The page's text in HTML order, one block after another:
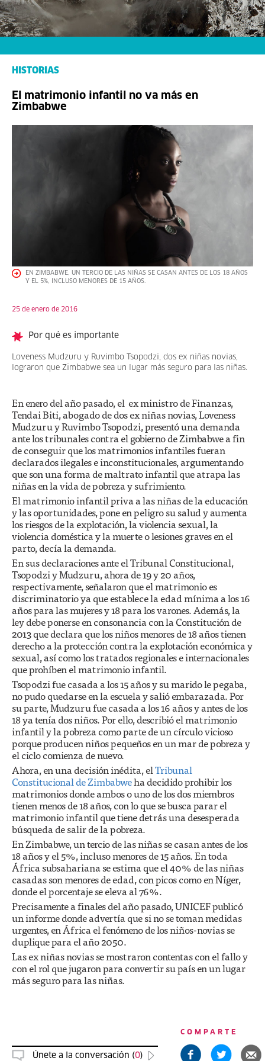
HISTORIAS
El matrimonio infantil no va más en
Zimbabwe
EN ZIMBABWE, UN TERCIO DE LAS NIÑAS SE CASAN ANTES DE LOS 18 AÑOS
Y EL 5%, INCLUSO MENORES DE 15 AÑOS.
25 de enero de 2016
Por qué es importante
Loveness Mudzuru y Ruvimbo Tsopodzi, dos ex niñas novias,
lograron que Zimbabwe sea un lugar más seguro para las niñas.
En enero del año pasado, el ex ministro de Finanzas,
Tendai Biti, abogado de dos ex niñas novias, Loveness
Mudzuru y Ruvimbo Tsopodzi, presentó una demanda
ante los tribunales contra el gobierno de Zimbabwe a fin
de conseguir que los matrimonios infantiles fueran
declarados ilegales e inconstitucionales, argumentando
que son una forma de maltrato infantil que atrapa las
niñas en la vida de pobreza y sufrimiento.
El matrimonio infantil priva a las niñas de la educación
y las oportunidades, pone en peligro su salud y aumenta
los riesgos de la explotación, la violencia sexual, la
violencia doméstica y la muerte o lesiones graves en el
parto, decía la demanda.
En sus declaraciones ante el Tribunal Constitucional,
Tsopodzi y Mudzuru, ahora de 19 y 20 años,
respectivamente, señalaron que el matrimonio es
discriminatorio ya que establece la edad mínima a los 16
años para las mujeres y 18 para los varones. Además, la
ley debe ponerse en consonancia con la Constitución de
2013 que declara que los niños menores de 18 años tienen
derecho a la protección contra la explotación económica y
sexual, así como los tratados regionales e internacionales
que prohíben el matrimonio infantil.
Tsopodzi fue casada a los 15 años y su marido le pegaba,
no pudo quedarse en la escuela y salió embarazada. Por
su parte, Mudzuru fue casada a los 16 años y antes de los
18 ya tenía dos niños. Por ello, describió el matrimonio
infantil y la pobreza como parte de un círculo vicioso
porque producen niños pequeños en un mar de pobreza y
el ciclo comienza de nuevo.
Ahora, en una decisión inédita, elTribunal
Constitucional de Zimbabweha decidido prohibir los
matrimonios donde ambos o uno de los dos miembros
tienen menos de 18 años, con lo que se busca parar el
matrimonio infantil que tiene detrás una desesperada
búsqueda de salir de la pobreza.
En Zimbabwe, un tercio de las niñas se casan antes de los
18 años y el 5%, incluso menores de 15 años. En toda
África subsahariana se estima que el 40% de las niñas
casadas son menores de edad, con picos como en Níger,
donde el porcentaje se eleva al 76%.
Precisamente a finales del año pasado, UNICEF publicó
un informe donde advertía que si no se toman medidas
urgentes, en África el fenómeno de los niños-novias se
duplique para el año 2050.
Las ex niñas novias se mostraron contentas con el fallo y
con el rol que jugaron para convertir su país en un lugar
más seguro para las niñas.
Únete a la conversación (0)
COMPARTE